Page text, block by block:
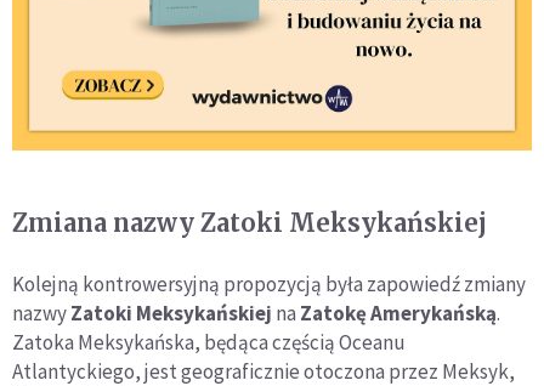
Zmiana nazwy Zatoki Meksykańskiej
Kolejną kontrowersyjną propozycją była zapowiedź zmiany
nazwyZatoki Meksykańskiej na Zatokę Amerykańską.
Zatoka Meksykańska, będąca częścią Oceanu
Atlantyckiego, jest geograficznie otoczona przez Meksyk,